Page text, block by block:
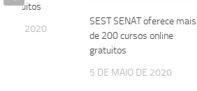
SEST SENAT oferece mais
de 200 cursos online
gratuitos
5 DE MAIO DE 2020
gratuitos
DE 2020